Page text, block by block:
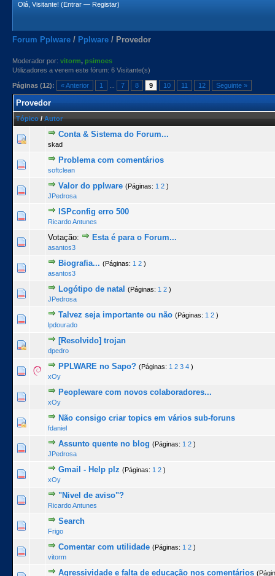
Olá, Visitante! (Entrar — Registar)
Forum Pplware / Pplware / Provedor
Moderador por: vitorm, psimoes
Utilizadores a verem este fórum: 6 Visitante(s)
Páginas (12): « Anterior 1 7 8 9 10 11 12 Seguinte »
Provedor
Tópico/Autor
Conta & Sistema do Forum...
skad
0 Voto(s) - 0 de 5 na totalidade
12345
Problema com comentários
softclean
0 Voto(s) - 0 de 5 na totalidade
12345
Valor do pplware (Páginas: 1 2 )
JPedrosa
0 Voto(s) - 0 de 5 na totalidade
12345
ISPconfig erro 500
Ricardo Antunes
0 Voto(s) - 0 de 5 na totalidade
12
Votação: Esta é para o Forum...
asantos3
0 Voto(s) - 0 de 5 na totalidade
1234 5
Biografia... (Páginas: 1 2 )
asantos3
1 Voto(s) - 5 de 5 na totalidade
12 3 4 5
Logótipo de natal (Páginas: 1 2 )
JPedrosa
0 Voto(s) - 0 de 5 na totalidade
1 2 345
Talvez seja importante ou não (Páginas: 1 2 )
lpdourado
0 Voto(s) - 0 de 5 na totalidade
12345
[Resolvido] trojan
dpedro
0 Voto(s) - 0 de 5 na totalidade
1
PPLWARE no Sapo? (Páginas: 1 2 3 4 )
xOy
1 Voto(s) - 5 de 5 na totalidade
123 4 5
Peopleware com novos colaboradores...
xOy
0 Voto(s) - 0 de 5 na totalidade
12345
Não consigo criar topics em vários sub-foruns
fdaniel
0 Voto(s) - 0 de 5 na totalidade
1 2345
Assunto quente no blog (Páginas: 1 2 )
JPedrosa
0 Voto(s) - 0 de 5 na totalidade
12 345
Gmail - Help plz (Páginas: 1 2 )
xOy
0 Voto(s) - 0 de 5 na totalidade
1 2345
"Nivel de aviso"?
Ricardo Antunes
0 Voto(s) - 0 de 5 na totalidade
Search
Frigo
0 Voto(s) - 0 de 5 na totalidade
Comentar com utilidade (Páginas: 1 2 )
vitorm
1 Voto(s) - 5 de 5 na totalidade
12345
Agressividade e falta de educação nos comentários